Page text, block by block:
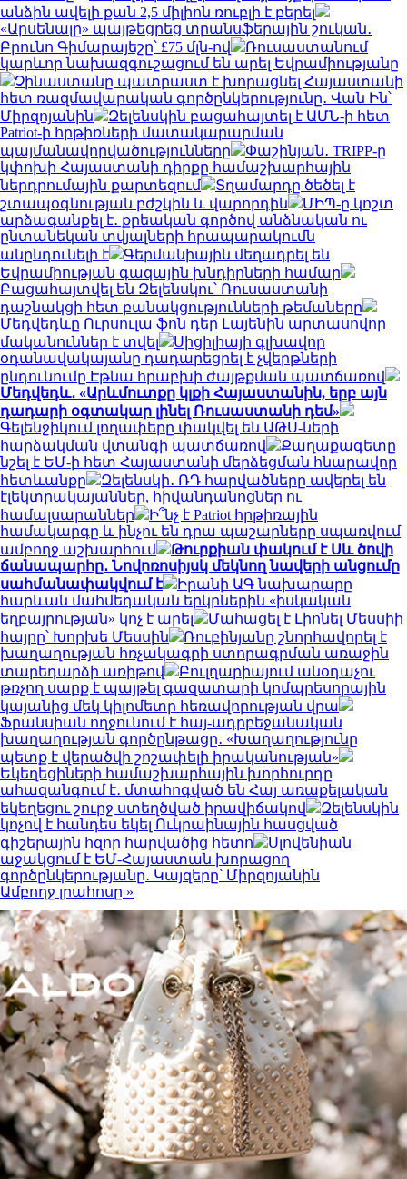
անձին ավելի քան 2,5 միլիոն ռուբլի է բերել
«Արսենալը» պայթեցրեց տրանսֆերային շուկան․
Բրունո Գիմարայեշը՝ £75 մլն-ով
Ռուսաստանում
կարևոր նախազգուշացում են արել Եվրամիությանը
Չինաստանը պատրաստ է խորացնել Հայաստանի
հետ ռազմավարական գործընկերությունը․ Վան Ին՝
Միրզոյանին
Զելենսկին բացահայտել է ԱՄՆ-ի հետ
Patriot-ի հրթիռների մատակարարման
պայմանավորվածությունները
Փաշինյան․ TRIPP-ը
կփոխի Հայաստանի դիրքը համաշխարհային
ներդրումային քարտեզում
Տղամարդը ծեծել է
շտապօգնության բժշկին և վարորդին
ՄԻՊ-ը կոշտ
արձագանքել է․ քրեական գործով անձնական ու
ընտանեկան տվյալների հրապարակումն
անընդունելի է
Գերմանիային մեղադրել են
Եվրամիության գազային խնդիրների համար
Բացահայտվել են Զելենսկու՝ Ռուսաստանի
դաշնակցի հետ բանակցությունների թեմաները
Մեդվեդևը Ուրսուլա ֆոն դեր Լայենին արտասովոր
մականուններ է տվել
Սիցիլիայի գլխավոր
օդանավակայանը դադարեցրել է չվերթների
ընդունումը Էթնա հրաբխի ժայթքման պատճառով
Մեդվեդև․ «Արևմուտքը կլքի Հայաստանին, երբ այն
դադարի օգտակար լինել Ռուսաստանի դեմ»
Գելենջիկում լողափերը փակվել են ԱԹՍ-ների
հարձակման վտանգի պատճառով
Քաղաքագետը
նշել է ԵՄ-ի հետ Հայաստանի մերձեցման հնարավոր
հետևանքը
Զելենսկի․ ՌԴ հարվածները ավերել են
էլեկտրակայաններ, հիվանդանոցներ ու
համալսարաններ
Ի՞նչ է Patriot հրթիռային
համակարգը և ինչու են դրա պաշարները սպառվում
ամբողջ աշխարհում
Թուրքիան փակում է Սև ծովի
ճանապարհը․ Նովոռոսիյսկ մեկնող նավերի անցումը
սահմանափակվում է
Իրանի ԱԳ նախարարը
հարևան մահմեդական երկրներին «իսկական
եղբայրության» կոչ է արել
Մահացել է Լիոնել Մեսսիի
հայրը՝ Խորխե Մեսսին
Ռուբինյանը շնորհավորել է
խաղաղության հռչակագրի ստորագրման առաջին
տարեդարձի առիթով
Բուլղարիայում անօդաչու
թռչող սարք է պայթել գազատարի կոմպրեսորային
կայանից մեկ կիլոմետր հեռավորության վրա
Ֆրանսիան ողջունում է հայ-ադրբեջանական
խաղաղության գործընթացը․ «Խաղաղությունը
պետք է վերածվի շոշափելի իրականության»
Եկեղեցիների համաշխարհային խորհուրդը
ահազանգում է․ մտահոգված են Հայ առաքելական
եկեղեցու շուրջ ստեղծված իրավիճակով
Զելենսկին
կոչով է հանդես եկել Ուկրաինային հասցված
գիշերային հզոր հարվածից հետո
Սլովենիան
աջակցում է ԵՄ-Հայաստան խորացող
գործընկերությանը․ Կայզերը՝ Միրզոյանին
Ամբողջ լրահոսը »